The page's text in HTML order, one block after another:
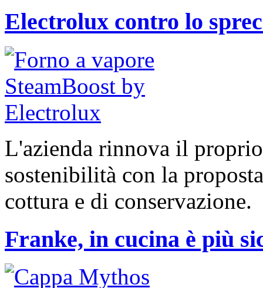
Electrolux contro lo
L'azienda rinnova il
sostenibilità con la
cottura e di conservazione.
Franke, in cucina è più